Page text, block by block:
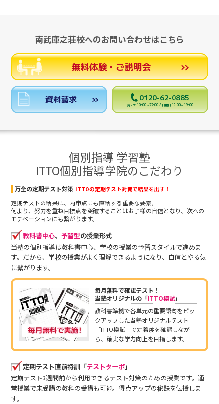
南武庫之荘校へのお問い合わせはこちら
無料体験・ご説明会
資料請求 0120-62-0885
月～土 10:00～22:00 / 日曜日 10:00～19:00
個別指導 学習塾
ITTO個別指導学院のこだわり
万全の定期テスト対策 ITTOの定期テスト対策で結果を出す！
定期テストの結果は、内申点にも直結する重要な要素。
何より、努力を重ね目標点を突破することはお子様の自信となり、次への
モチベーションにも繋がります。
教科書中心、 予習型の授業形式
当塾の個別指導は教科書中心、学校の授業の予習スタイルで進めま
す。だから、学校の授業がよく理解できるようになり、自信とやる気
に繋がります。
毎月無料で確認テスト！
当塾オリジナルの「ITTO模試」
教科書準拠で各単元の重要語句をピッ
クアップした当塾オリジナルテスト
「ITTO模試」で定着度を確認しなが
ら、確実な学力向上を目指します。
定期テスト直前特訓「テストターボ」
定期テスト3週間前から利用できるテスト対策のための授業です。通
常授業で未受講の教科の受講も可能。得点アップの秘訣を伝授しま
す。